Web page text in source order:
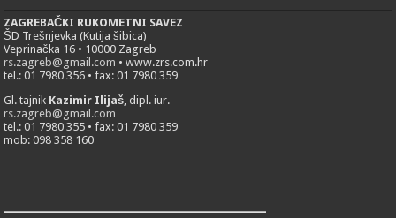
ZAGREBAČKI RUKOMETNI SAVEZ
ŠD Trešnjevka (Kutija šibica)
Veprinačka 16 • 10000 Zagreb
rs.zagreb@gmail.com • www.zrs.com.hr
tel.: 01 7980 356 • fax: 01 7980 359
Gl. tajnik Kazimir Ilijaš, dipl. iur.
rs.zagreb@gmail.com
tel.: 01 7980 355 • fax: 01 7980 359
mob: 098 358 160
___________________________